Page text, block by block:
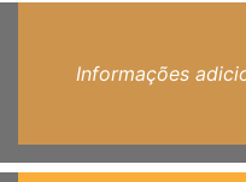
Informações